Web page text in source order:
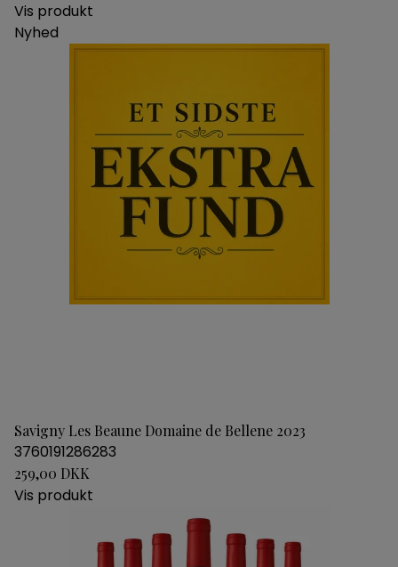
Vis produkt
Nyhed
Savigny Les Beaune Domaine de Bellene 2023
3760191286283
259,00 DKK
Vis produkt